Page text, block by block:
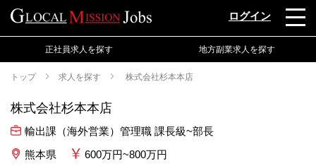
ログイン
正社員求人を探す 地方副業求人を探す
トップ 求人を探す 株式会社杉本本店
株式会社杉本本店
輸出課（海外営業）管理職 課長級~部長
熊本県
600万円~800万円